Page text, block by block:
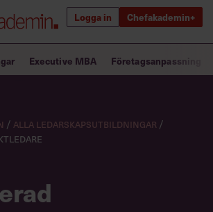
Logga in Chefakademin+
förändrar världen
för ledare
utbildningar
Executive MBA Företagsanpassning
/Alla ledarskapsutbildningar/